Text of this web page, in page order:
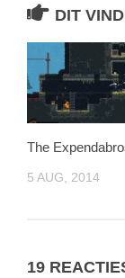
DIT
The
5 AUG, 2014
19